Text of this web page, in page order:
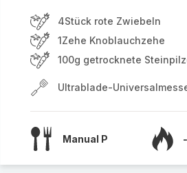
4Stück rote Zwiebeln
1Zehe Knoblauchzehe
100g getrocknete
Ultrablade-
Manual P